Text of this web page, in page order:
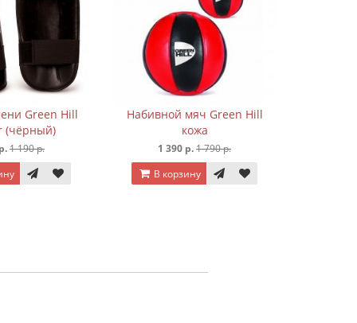
Green Hill
(чёрный)
1 190 р.
Набивной мяч Green Hill
кожа
1 390 р.1 790 р.
В корзину